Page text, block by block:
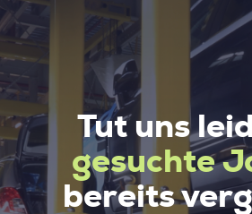
Tut uns
gesuchte
bereits